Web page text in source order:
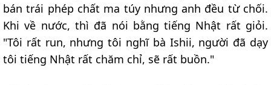
bán trái phép chất ma túy nhưng anh đều từ chối.
Khi về nước, thì đã nói bằng tiếng Nhật rất giỏi.
"Tôi rất run, nhưng tôi nghĩ bà Ishii, người đã dạy
tôi tiếng Nhật rất chăm chỉ, sẽ rất buồn."